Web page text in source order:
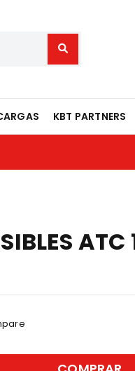
KBT PARTNERS
ATC